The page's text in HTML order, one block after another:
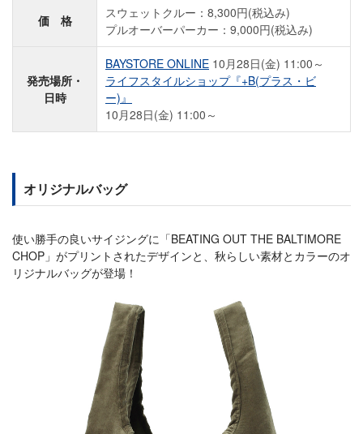
価 格
スウェットクルー：8,300円(税込み)
プルオーバーパーカー：9,000円(税込み)
発売場所・
日時
BAYSTORE ONLINE 10月28日(金) 11:00～
ライフスタイルショップ『+B(プラス・ビ
ー)』
10月28日(金) 11:00～
オリジナルバッグ
使い勝手の良いサイジングに「BEATING OUT THE BALTIMORE
CHOP」がプリントされたデザインと、秋らしい素材とカラーのオ
リジナルバッグが登場！